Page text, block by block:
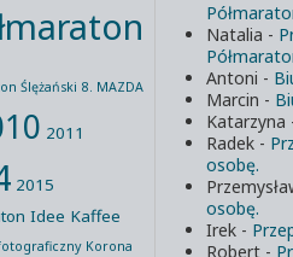
Ślężański 8. MAZDA
2011
2015
Idee Kaffee
Korona
Natalia -
Antoni -
Marcin -
Katarzyna
Radek -
osobę.
osobę.
Irek -
Robert -